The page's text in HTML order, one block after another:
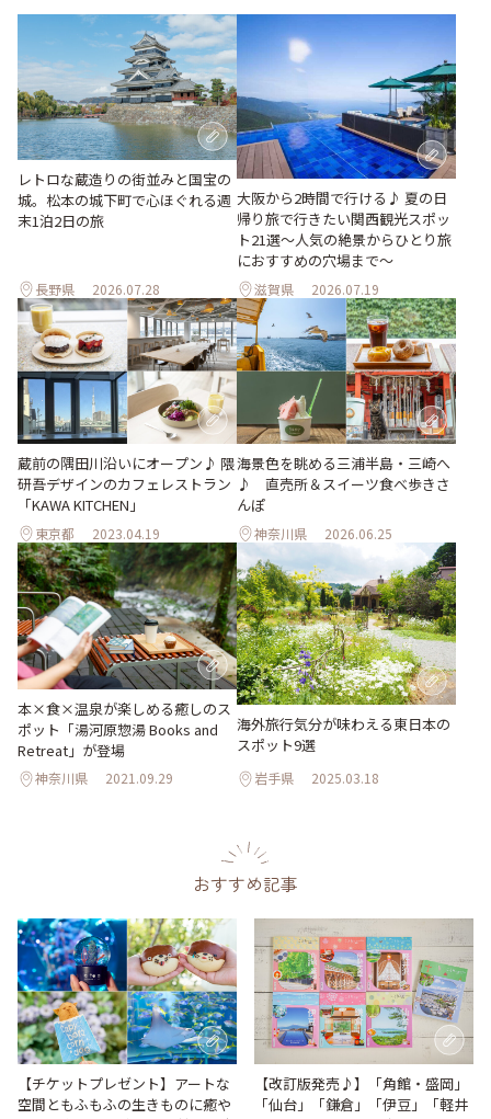
レトロな蔵造りの街並みと国宝の
城。松本の城下町で心ほぐれる週
末1泊2日の旅
長野県 2026.07.28
大阪から2時間で行ける♪ 夏の日
帰り旅で行きたい関西観光スポッ
ト21選～人気の絶景からひとり旅
におすすめの穴場まで～
滋賀県 2026.07.19
蔵前の隅田川沿いにオープン♪ 隈
研吾デザインのカフェレストラン
「KAWA KITCHEN」
東京都 2023.04.19
海景色を眺める三浦半島・三崎へ
♪ 直売所＆スイーツ食べ歩きさ
んぽ
神奈川県 2026.06.25
本×食×温泉が楽しめる癒しのス
ポット「湯河原惣湯 Books and
Retreat」が登場
神奈川県 2021.09.29
海外旅行気分が味わえる東日本の
スポット9選
岩手県 2025.03.18
おすすめ記事
【チケットプレゼント】アートな
空間ともふもふの生きものに癒や
【改訂版発売♪】「角館・盛岡」
「仙台」「鎌倉」「伊豆」「軽井